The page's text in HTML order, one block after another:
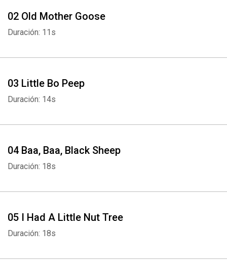
02 Old Mother Goose
Duración: 11s
03 Little Bo Peep
Duración: 14s
04 Baa, Baa, Black Sheep
Duración: 18s
05 I Had A Little Nut Tree
Duración: 18s